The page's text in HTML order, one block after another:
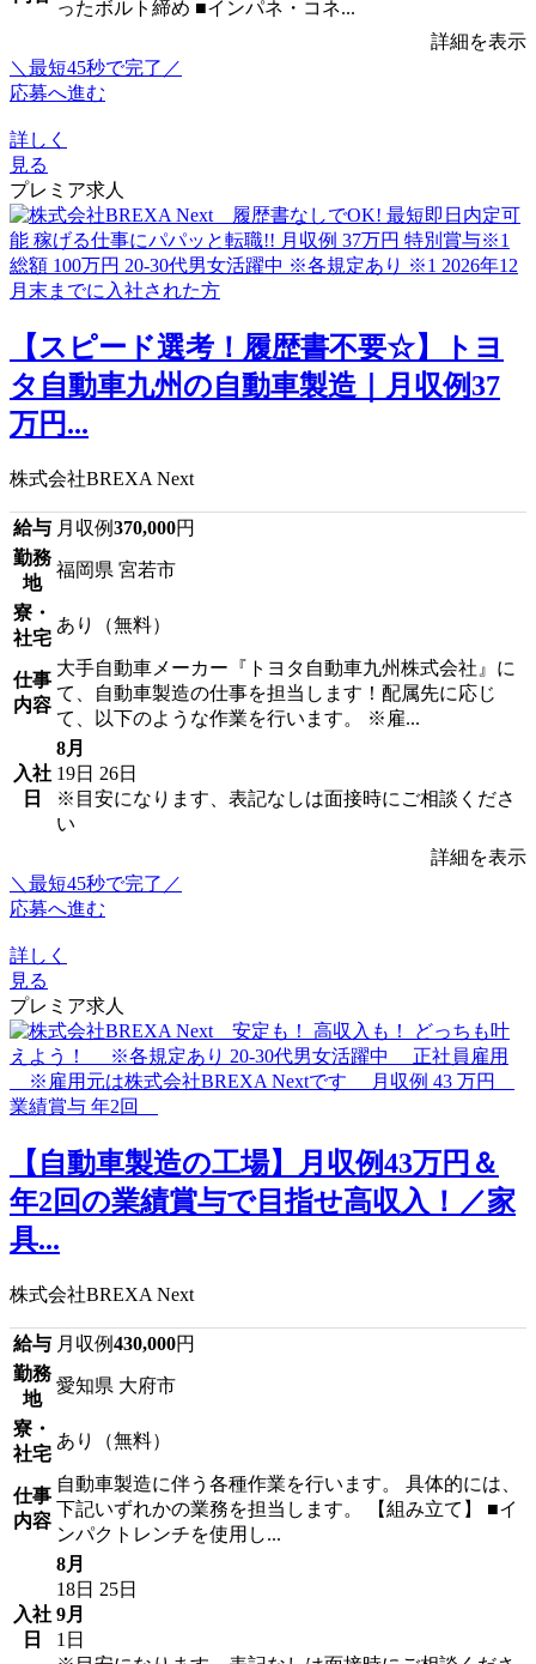
ったボルト締め ■インパネ・コネ...
詳細を表示
＼最短45秒で完了／
応募へ進む
詳しく
見る
プレミア求人
【スピード選考！履歴書不要☆】トヨ
タ自動車九州の自動車製造｜月収例37
万円...
株式会社BREXA Next
給与 月収例370,000円
勤務
地
福岡県 宮若市
寮・
社宅
あり（無料）
仕事
内容
大手自動車メーカー『トヨタ自動車九州株式会社』に
て、自動車製造の仕事を担当します！配属先に応じ
て、以下のような作業を行います。 ※雇...
入社
日
8月
19日 26日
※目安になります、表記なしは面接時にご相談くださ
い
詳細を表示
＼最短45秒で完了／
応募へ進む
詳しく
見る
プレミア求人
【自動車製造の工場】月収例43万円＆
年2回の業績賞与で目指せ高収入！／家
具...
株式会社BREXA Next
給与 月収例430,000円
勤務
地
愛知県 大府市
寮・
社宅
あり（無料）
仕事
内容
自動車製造に伴う各種作業を行います。 具体的には、
下記いずれかの業務を担当します。 【組み立て】 ■イ
ンパクトレンチを使用し...
入社
日
8月
18日 25日
9月
1日